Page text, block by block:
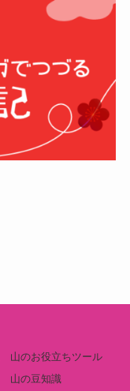
山のお役立ちツール
山の豆知識